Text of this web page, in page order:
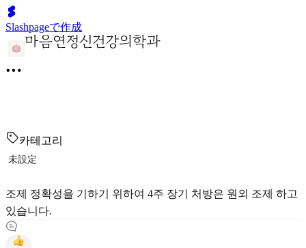
Slashpageで作成
카테고리
未設定
조제 정확성을 기하기 위하여 4주 장기 처방은 원외 조제 하고
있습니다.